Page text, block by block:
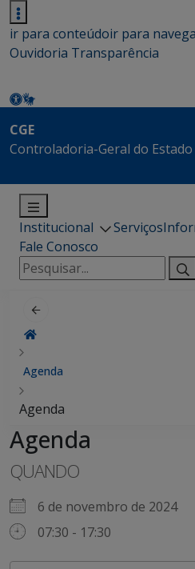
ir para conteúdoir para
Ouvidoria Transparência
CGE
Controladoria-Geral do Estado
Institucional Serviços
Fale Conosco
Pesquisar
por:
Agenda
Agenda
Agenda
QUANDO
6 de novembro de 2024
07:30 - 17:30